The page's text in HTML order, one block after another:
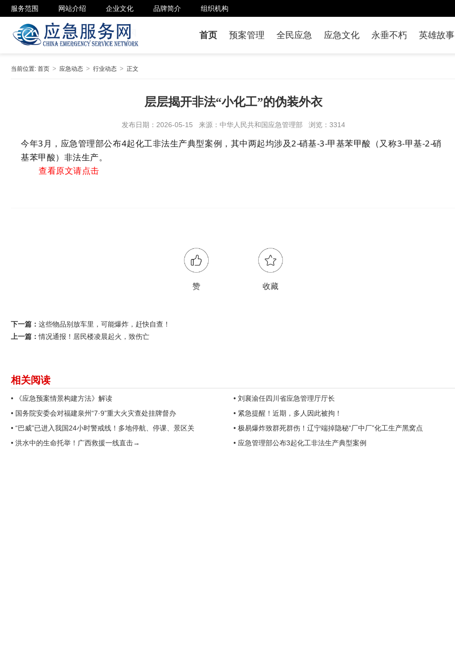
服务范围 网站介绍 企业文化 品牌简介 组织机构
首页 预案管理 全民应急 应急文化 永垂不朽 英雄故事
当前位置: 首页 应急动态 行业动态 正文
层层揭开非法“小化工”的伪装外衣
发布日期：2026-05-15 来源：中华人民共和国应急管理部 浏览：3314
今年3月，应急管理部公布4起化工非法生产典型案例，其中两起均涉及2-硝基-3-甲基苯甲酸（又称3-甲基-2-硝
基苯甲酸）非法生产。
查看原文请点击
赞 收藏
下一篇： 这些物品别放车里，可能爆炸，赶快自查！
上一篇：情况通报！居民楼凌晨起火，致伤亡
相关阅读
• 《应急预案情景构建方法》解读
• 刘襄渝任四川省应急管理厅厅长
• 国务院安委会对福建泉州“7·9”重大火灾查处挂牌督办
• 紧急提醒！近期，多人因此被拘！
• “巴威”已进入我国24小时警戒线！多地停航、停课、景区关
• 极易爆炸致群死群伤！辽宁端掉隐秘“厂中厂”化工生产黑窝点
• 洪水中的生命托举！广西救援一线直击→
• 应急管理部公布3起化工非法生产典型案例